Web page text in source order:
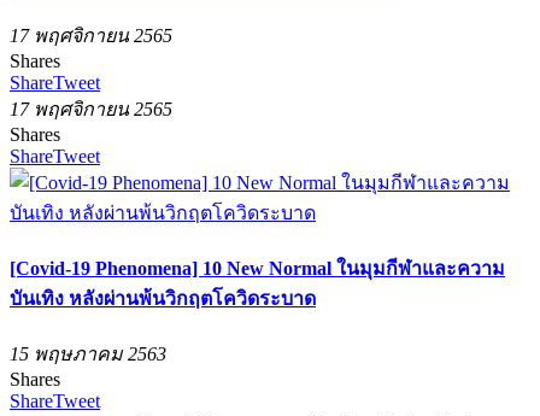
17 พฤศจิกายน 2565
Shares
ShareTweet
17 พฤศจิกายน 2565
Shares
ShareTweet
[Covid-19 Phenomena] 10 New Normal ในมุมกีฬาและความ
บันเทิง หลังผ่านพ้นวิกฤตโควิดระบาด
15 พฤษภาคม 2563
Shares
ShareTweet